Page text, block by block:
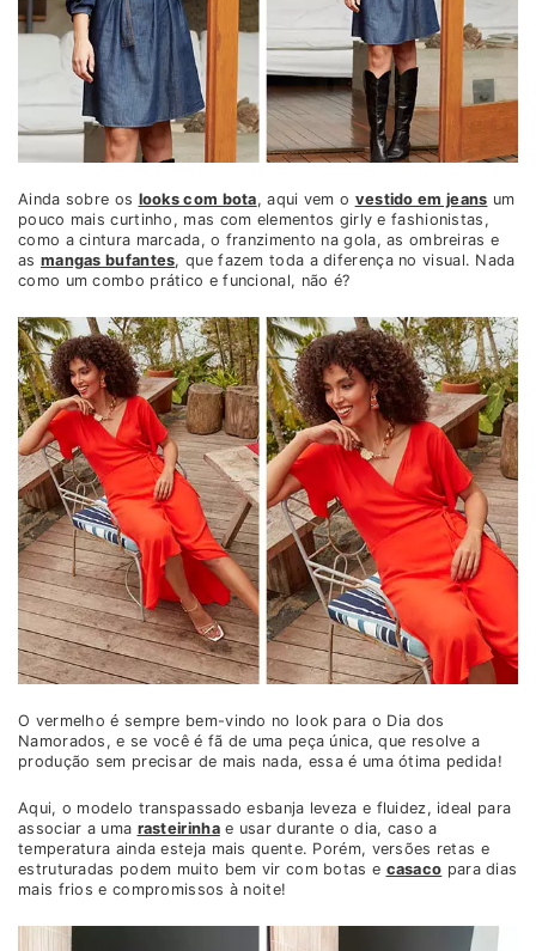
Ainda sobre os looks com bota, aqui vem o vestido em jeans um
pouco mais curtinho, mas com elementos girly e fashionistas,
como a cintura marcada, o franzimento na gola, as ombreiras e
as mangas bufantes, que fazem toda a diferença no visual. Nada
como um combo prático e funcional, não é?
O vermelho é sempre bem-vindo no look para o Dia dos
Namorados, e se você é fã de uma peça única, que resolve a
produção sem precisar de mais nada, essa é uma ótima pedida!
Aqui, o modelo transpassado esbanja leveza e fluidez, ideal para
associar a uma rasteirinhae usar durante o dia, caso a
temperatura ainda esteja mais quente. Porém, versões retas e
estruturadas podem muito bem vir com botas e casaco para dias
mais frios e compromissos à noite!